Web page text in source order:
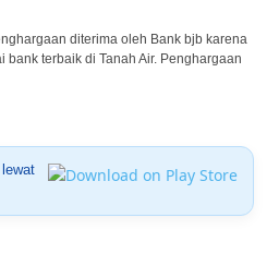
diterima oleh Bank bjb karena
terbaik di Tanah Air. Penghargaan